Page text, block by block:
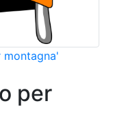
per